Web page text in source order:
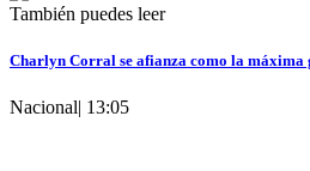
También puedes leer
Charlyn Corral se afianza como la máxima
Nacional| 13:05